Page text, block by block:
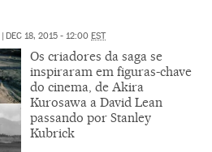
| DEC 18, 2015 - 12:00 EST
Os criadores da saga se
inspiraram em figuras-chave
do cinema, de Akira
Kurosawa a David Lean
passando por Stanley
Kubrick